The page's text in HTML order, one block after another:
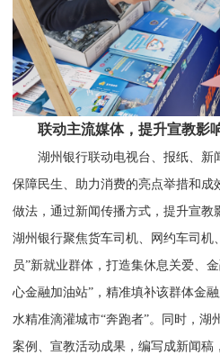
联动主流媒体，提升宣教影
湖州银行联动电视台、报纸、新
保障民生、助力消费的亮点举措和成
做法，通过新闻传播方式，提升宣教
湖州银行聚焦货车司机、网约车司机
员”新就业群体，打造集休息关爱、
心金融加油站”，精准填补该群体金
水精准滴灌城市“奔跑者”。同时，湖
案例、宣教活动成果，编写成新闻稿